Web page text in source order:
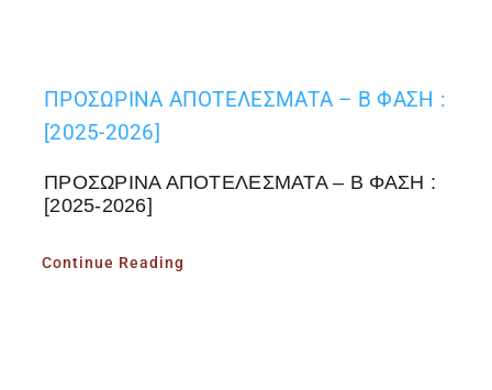
ΠΡΟΣΩΡΙΝΑ ΑΠΟΤΕΛΕΣΜΑΤΑ – Β ΦΑΣΗ :
[2025-2026]
ΠΡΟΣΩΡΙΝΑ ΑΠΟΤΕΛΕΣΜΑΤΑ – Β ΦΑΣΗ :
[2025-2026]
Continue Reading